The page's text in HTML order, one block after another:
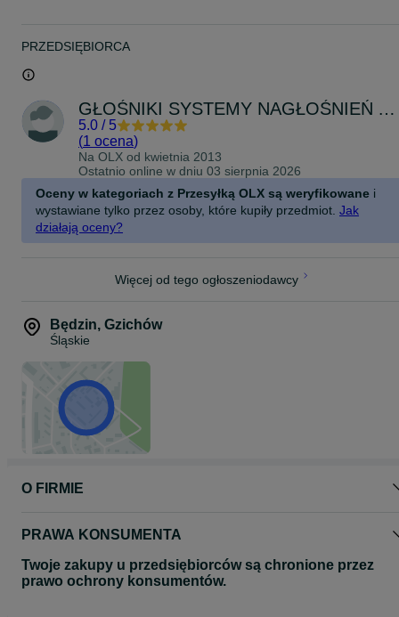
PRZEDSIĘBIORCA
GŁOŚNIKI SYSTEMY NAGŁOŚNIEŃ AKUSTYKA
5.0 / 5
(1 ocena)
Na OLX od kwietnia 2013
Ostatnio online w dniu 03 sierpnia 2026
Oceny w kategoriach z Przesyłką OLX są weryfikowane i
wystawiane tylko przez osoby, które kupiły przedmiot. Jak
działają oceny?
Więcej od tego ogłoszeniodawcy
Będzin, Gzichów
Śląskie
O FIRMIE
PRAWA KONSUMENTA
Twoje zakupy u przedsiębiorców są chronione przez
prawo ochrony konsumentów.